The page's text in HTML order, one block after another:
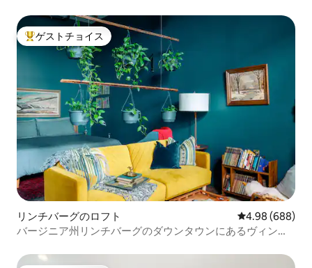
大好評のゲストチョイスです。
ゲストチョイス
リンチバーグのロフト レビュー688件
4.98 (688)
バージニア州リンチバーグのダウンタウンにあるヴィンテ